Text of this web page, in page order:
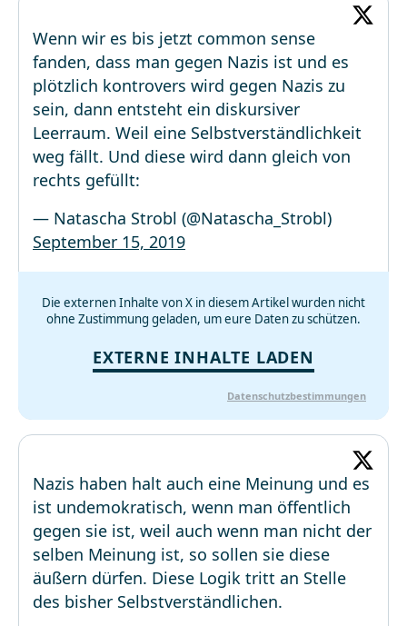
Wenn wir es bis jetzt common sense
fanden, dass man gegen Nazis ist und es
plötzlich kontrovers wird gegen Nazis zu
sein, dann entsteht ein diskursiver
Leerraum. Weil eine Selbstverständlichkeit
weg fällt. Und diese wird dann gleich von
rechts gefüllt:
— Natascha Strobl (@Natascha_Strobl)
September 15, 2019
Die externen Inhalte von X in diesem Artikel wurden nicht
ohne Zustimmung geladen, um eure Daten zu schützen.
EXTERNE INHALTE LADEN
Datenschutzbestimmungen
Nazis haben halt auch eine Meinung und es
ist undemokratisch, wenn man öffentlich
gegen sie ist, weil auch wenn man nicht der
selben Meinung ist, so sollen sie diese
äußern dürfen. Diese Logik tritt an Stelle
des bisher Selbstverständlichen.